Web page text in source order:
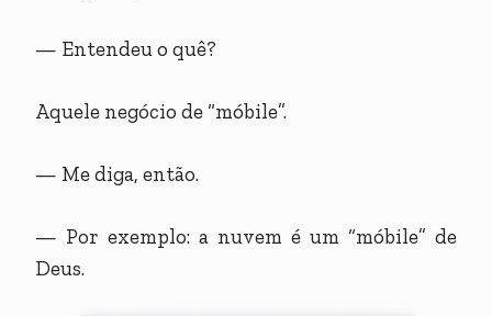
— Entendeu o quê?
Aquele negócio de “móbile”.
— Me diga, então.
— Por exemplo: a nuvem é um “móbile” de
Deus.